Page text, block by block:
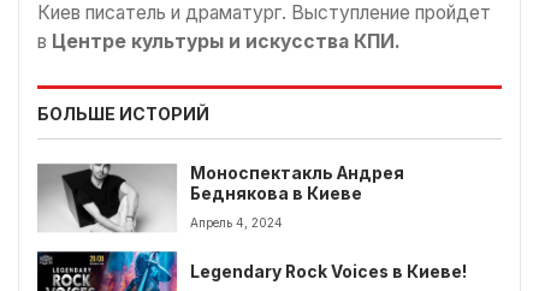
Киев писатель и драматург. Выступление пройдет
в Центре культуры и искусства КПИ.
БОЛЬШЕ ИСТОРИЙ
Моноспектакль Андрея
Беднякова в Киеве
Апрель 4, 2024
Legendary Rock Voices в Киеве!